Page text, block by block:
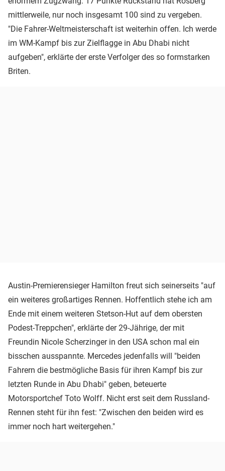
mittlerweile, nur noch insgesamt 100 sind zu vergeben.
"Die Fahrer-Weltmeisterschaft ist weiterhin offen. Ich werde
im WM-Kampf bis zur Zielflagge in Abu Dhabi nicht
aufgeben", erklärte der erste Verfolger des so formstarken
Briten.
Austin-Premierensieger Hamilton freut sich seinerseits "auf
ein weiteres großartiges Rennen. Hoffentlich stehe ich am
Ende mit einem weiteren Stetson-Hut auf dem obersten
Podest-Treppchen", erklärte der 29-Jährige, der mit
Freundin Nicole Scherzinger in den USA schon mal ein
bisschen ausspannte. Mercedes jedenfalls will "beiden
Fahrern die bestmögliche Basis für ihren Kampf bis zur
letzten Runde in Abu Dhabi" geben, beteuerte
Motorsportchef Toto Wolff. Nicht erst seit dem Russland-
Rennen steht für ihn fest: "Zwischen den beiden wird es
immer noch hart weitergehen."